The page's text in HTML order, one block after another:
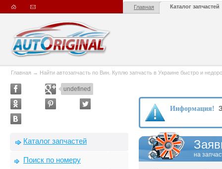
Главная Каталог запчастей
Главная → Найти автозапчасть по Вин. Куплю запчасть в Украине быстро и
undefined
Каталог запчастей
Поиск по номеру
Информация!
на